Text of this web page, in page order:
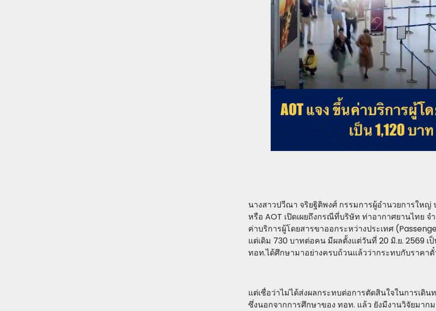
นางสาวปวีณา จริยฐิติพงศ์ กรรมการผู้อำนวยการให
หรือ AOT เปิดเผยถึงกรณีที่บริษัท ท่าอากาศยานไทย
ค่าบริการผู้โดยสารขาออกระหว่างประเทศ
แต่เดิม 730 บาทต่อคน มีผลตั้งแต่วันที่ 20 มิ.ย. 2569 เ
ทอท.ได้ศึกษามาอย่างครบถ้วนแล้วว่ากระทบกับราคา
แต่เชื่อว่าไม่ได้ส่งผลกระทบต่อการตัดสินใจในการเดิ
ซึ่งนอกจากการศึกษาของ ทอท. แล้ว ยังมีงานวิจัยมากม